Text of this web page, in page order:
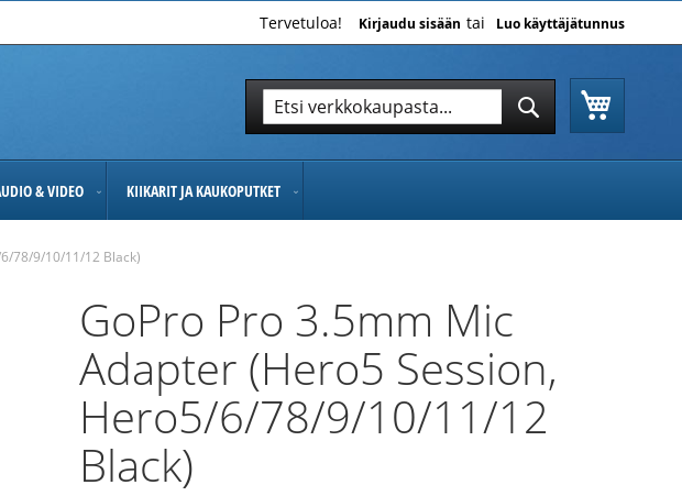
Tervetuloa! Kirjaudu sisään Luo käyttäjätunnus
Hae
& VIDEO KIIKARIT JA KAUKOPUTKET
78/9/10/11/12 Black)
GoPro Pro 3.5mm Mic
Adapter (Hero5 Session,
Hero5/6/78/9/10/11/12
Black)